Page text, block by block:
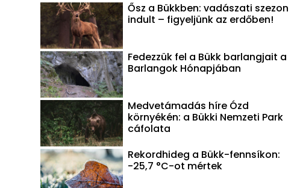
Ősz a Bükkben: vadászati szezon
indult – figyeljünk az erdőben!
Fedezzük fel a Bükk barlangjait a
Barlangok Hónapjában
Medvetámadás híre Ózd
környékén: a Bükki Nemzeti Park
cáfolata
Rekordhideg a Bükk-fennsíkon:
-25,7 °C-ot mértek